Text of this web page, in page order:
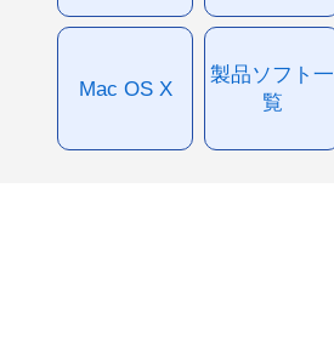
Mac OS X
製品ソフト一
覧